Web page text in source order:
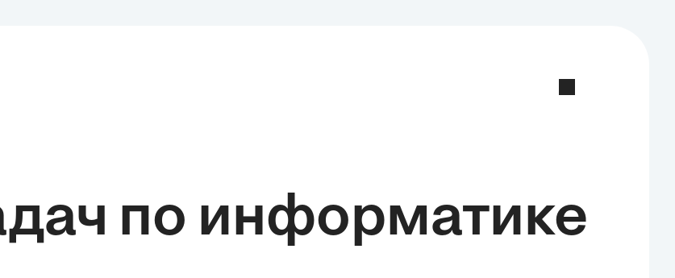
по информатике